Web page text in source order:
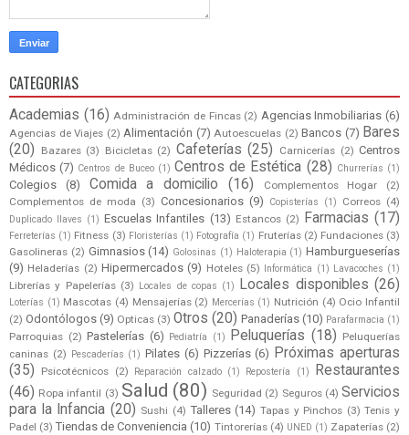
CATEGORIAS
Academias (16) Administración de Fincas (2) Agencias Inmobiliarias (6)
Agencias de Viajes (2) Alimentación (7) Autoescuelas (2) Bancos (7) Bares
(20)
Bazares (3) Bicicletas (2) Cafeterías (25) Carnicerías (2) Centros
Médicos (7) Centros de Buceo (1) Centros de Estética (28) Churrerías (1)
Colegios (8) Comida a domicilio (16) Complementos Hogar
(2)
Complementos de moda (3) Concesionarios (9) Copisterías (1) Correos (4)
Duplicado llaves (1) Escuelas Infantiles (13) Estancos (2) Farmacias (17)
Ferreterías (1) Fitness (3) Floristerías (1) Fotografía (1) Fruterías (2) Fundaciones (3)
Gasolineras (2) Gimnasios (14) Golosinas (1) Haloterapia (1) Hamburgueserías
(9) Heladerías (2) Hipermercados (9) Hoteles (5) Informática (1) Lavacoches (1)
Librerías y Papelerías (3) Locales de copas (1) Locales disponibles (26)
Loterías (1) Mascotas (4) Mensajerías (2) Mercerías (1) Nutrición (4) Ocio Infantil
(2) Odontólogos (9) Opticas (3) Otros (20) Panaderías (10) Parafarmacia (1)
Parroquias (2) Pastelerías (6) Pediatría (1) Peluquerías (18) Peluquerías
caninas (2) Pescaderías (1) Pilates (6) Pizzerías (6) Próximas aperturas
(35)
Psicotécnicos (2) Reparación calzado (1) Repostería (1)
Restaurantes
(46) Ropa infantil (3) Salud (80) Seguridad (2) Seguros (4) Servicios
para la Infancia (20) Sushi (4) Talleres (14) Tapas y Pinchos (3) Tenis y
Padel (3) Tiendas de Conveniencia (10) Tintorerías (4) UNED (1) Zapaterías (2)